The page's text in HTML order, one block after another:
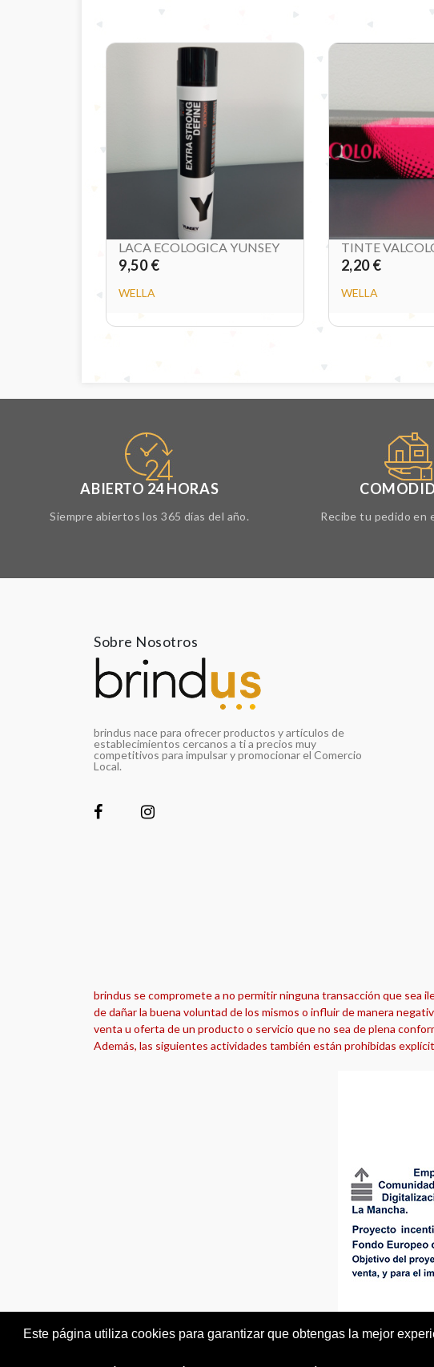
Este página utiliza cookies para garantizar que obtengas la mejor
LACA ECOLOGICA YUNSEY
9,50 €
WELLA
TINTE
2,20 €
WELLA
ABIERTO 24 HORAS
Siempre abiertos los 365 días del año. Recibe tu pedido en
Sobre Nosotros
brindus nace para ofrecer productos y artículos de
establecimientos cercanos a ti a precios muy
competitivos para impulsar y promocionar el Comercio
Local.
brindus se compromete a no permitir ninguna transacción que sea
de dañar la buena voluntad de los mismos o influir de manera
venta u oferta de un producto o servicio que no sea de plena
Además, las siguientes actividades también están prohibidas